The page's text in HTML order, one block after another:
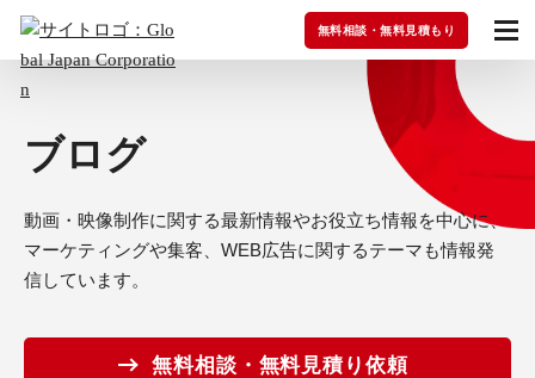
無料相談・無料見積もり
ブログ
動画・映像制作に関する最新情報やお役立ち情報を中心に、
マーケティングや集客、WEB広告に関するテーマも情報発
信しています。
無料相談・無料見積り依頼